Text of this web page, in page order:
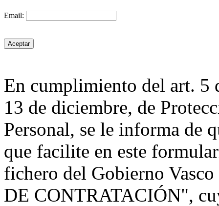
Email:
En cumplimiento del art. 5
13 de diciembre, de
Personal, se le informa de
que facilite en este
fichero del Gobierno
DE CONTRATACIÓN",